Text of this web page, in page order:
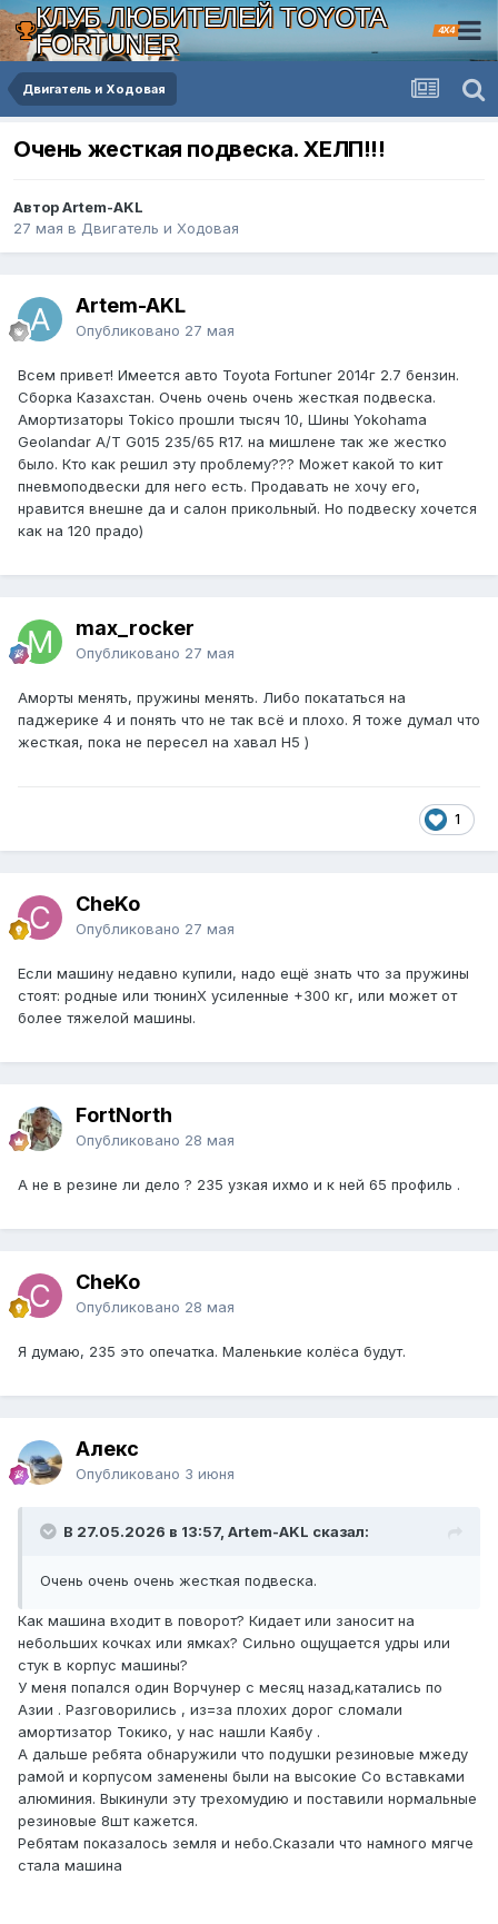
КЛУБ ЛЮБИТЕЛЕЙ TOYOTA
FORTUNER
4X4
Двигатель и Ходовая
Очень жесткая подвеска. ХЕЛП!!!
Автор Artem-AKL
27 мая в Двигатель и Ходовая
Artem-AKL
Опубликовано 27 мая
Всем привет! Имеется авто Toyota Fortuner 2014г 2.7 бензин.
Сборка Казахстан. Очень очень очень жесткая подвеска.
Амортизаторы Tokico прошли тысяч 10, Шины Yokohama
Geolandar A/T G015 235/65 R17. на мишлене так же жестко
было. Кто как решил эту проблему??? Может какой то кит
пневмоподвески для него есть. Продавать не хочу его,
нравится внешне да и салон прикольный. Но подвеску хочется
как на 120 прадо)
max_rocker
Опубликовано 27 мая
Аморты менять, пружины менять. Либо покататься на
паджерике 4 и понять что не так всё и плохо. Я тоже думал что
жесткая, пока не пересел на хавал Н5 )
1
CheKo
Опубликовано 27 мая
Если машину недавно купили, надо ещё знать что за пружины
стоят: родные или тюнинХ усиленные +300 кг, или может от
более тяжелой машины.
FоrtNorth
Опубликовано 28 мая
А не в резине ли дело ? 235 узкая ихмо и к ней 65 профиль .
CheKo
Опубликовано 28 мая
Я думаю, 235 это опечатка. Маленькие колёса будут.
Алекс
Опубликовано 3 июня
В 27.05.2026 в 13:57, Artem-AKL сказал:
Очень очень очень жесткая подвеска.
Как машина входит в поворот? Кидает или заносит на
небольших кочках или ямках? Сильно ощущается удры или
стук в корпус машины?
У меня попался один Ворчунер с месяц назад,катались по
Азии . Разговорились , из=за плохих дорог сломали
амортизатор Токико, у нас нашли Каябу .
А дальше ребята обнаружили что подушки резиновые мжеду
рамой и корпусом заменены были на высокие Со вставками
алюминия. Выкинули эту трехомудию и поставили нормальные
резиновые 8шт кажется.
Ребятам показалось земля и небо.Сказали что намного мягче
стала машина